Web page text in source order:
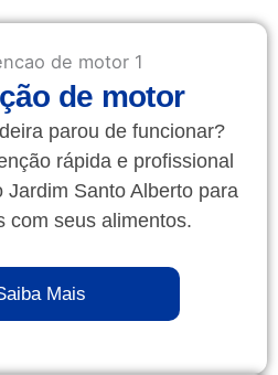
de motor
parou de funcionar?
rápida e profissional
Santo Alberto para
com seus alimentos.
Mais